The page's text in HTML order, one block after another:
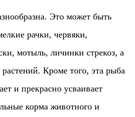
Это может быть
рачки, червяки,
мотыль, личинки стрекоз, а
Кроме того, эта рыба
и прекрасно усваивает
корма животного и